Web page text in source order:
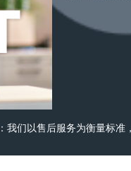
们以售后服务为衡量标准